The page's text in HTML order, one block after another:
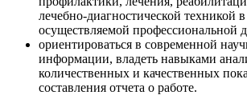
лечебно-диагностической техникой
осуществляемой профессиональной
ориентироваться в современной
информации, владеть навыками
количественных и качественных
составления отчета о работе.